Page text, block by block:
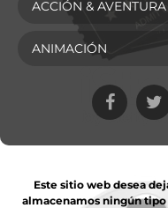
ACCIÓN & AVENTURA
ANIMACIÓN
Este sitio web desea
almacenamos ningún